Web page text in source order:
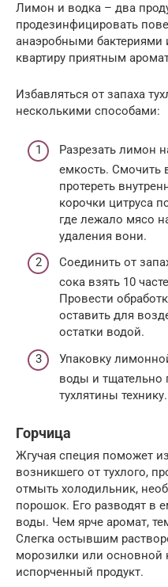
Лимон и водка – два
продезинфицировать
анаэробными бактериями
квартиру приятным
Избавляться от запаха
несколькими способами:
Разрезать лимон
емкость. Смочить
протереть
корочки цитруса
где лежало мясо
удаления вони.
Соединить от
сока взять 10
Провести
оставить для
остатки водой.
Упаковку
воды и
тухлятины технику.
Горчица
Жгучая специя поможет
возникшего от тухлого,
отмыть холодильник,
порошок. Его разводят в
воды. Чем ярче аромат,
Слегка остывшим
морозилки или основной
испорченный продукт.